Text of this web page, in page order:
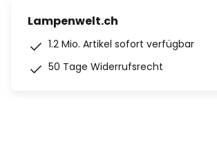
Lampenwelt.ch
1.2 Mio. Artikel sofort verfügbar
50 Tage Widerrufsrecht